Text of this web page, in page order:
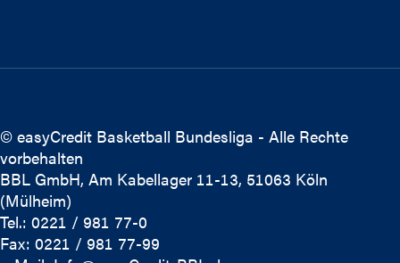
© easyCredit Basketball Bundesliga - Alle Rechte
vorbehalten
BBL GmbH, Am Kabellager 11-13, 51063 Köln
(Mülheim)
Tel.: 0221 / 981 77-0
Fax: 0221 / 981 77-99